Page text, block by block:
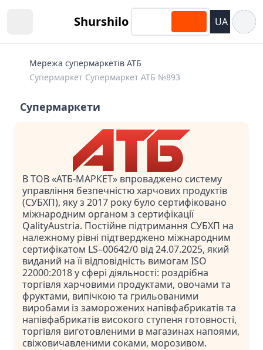
Shurshilo UA
Мережа супермаркетів АТБ
Супермаркет Супермаркет АТБ №893
Супермаркети
В ТОВ «АТБ-МАРКЕТ» впроваджено систему
управління безпечністю харчових продуктів
(СУБХП), яку з 2017 року було сертифіковано
міжнародним органом з сертифікації
QalityAustria. Постійне підтримання СУБХП на
належному рівні підтверджено міжнародним
сертифікатом LS–00642/0 від 24.07.2025, який
виданий на її відповідність вимогам ISO
22000:2018 у сфері діяльності: роздрібна
торгівля харчовими продуктами, овочами та
фруктами, випічкою та грильованими
виробами із заморожених напівфабрикатів та
напівфабрикатів високого ступеня готовності,
торгівля виготовленими в магазинах напоями,
свіжовичавленими соками, морозивом.